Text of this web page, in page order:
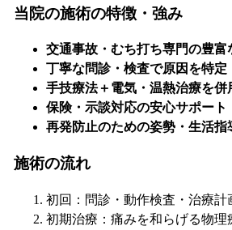
当院の施術の特徴・強み
交通事故・むち打ち専門の豊富
丁寧な問診・検査で原因を特定
手技療法＋電気・温熱治療を併
保険・示談対応の安心サポート
再発防止のための姿勢・生活指
施術の流れ
初回：問診・動作検査・治療計
初期治療：痛みを和らげる物理